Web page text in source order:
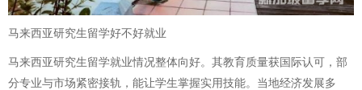
马来西亚研究生留学好不好就业
马来西亚研究生留学就业情况整体向好。其教育质量获国际认可，部
分专业与市场紧密接轨，能让学生掌握实用技能。当地经济发展多